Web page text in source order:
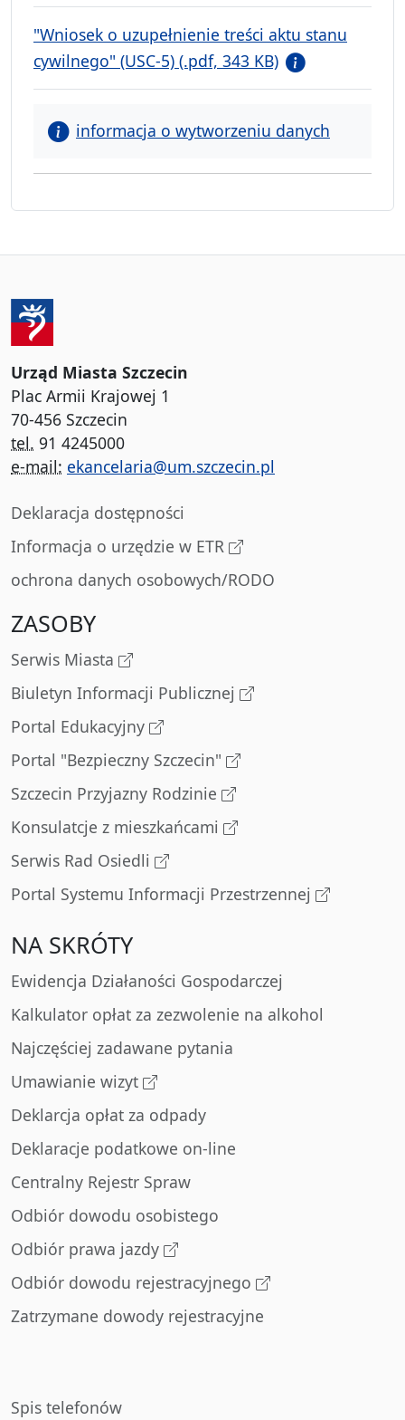
"Wniosek o uzupełnienie treści aktu stanu
cywilnego" (USC-5) (.pdf, 343 KB)
informacja o wytworzeniu danych
Urząd Miasta Szczecin
Plac Armii Krajowej 1
70-456 Szczecin
tel. 91 4245000
e-mail: ekancelaria@um.szczecin.pl
Deklaracja dostępności
Informacja o urzędzie w ETR
ochrona danych osobowych/RODO
ZASOBY
Serwis Miasta
Biuletyn Informacji Publicznej
Portal Edukacyjny
Portal "Bezpieczny Szczecin"
Szczecin Przyjazny Rodzinie
Konsulatcje z mieszkańcami
Serwis Rad Osiedli
Portal Systemu Informacji Przestrzennej
NA SKRÓTY
Ewidencja Działaności Gospodarczej
Kalkulator opłat za zezwolenie na alkohol
Najczęściej zadawane pytania
Umawianie wizyt
Deklarcja opłat za odpady
Deklaracje podatkowe on-line
Centralny Rejestr Spraw
Odbiór dowodu osobistego
Odbiór prawa jazdy
Odbiór dowodu rejestracyjnego
Zatrzymane dowody rejestracyjne
Spis telefonów